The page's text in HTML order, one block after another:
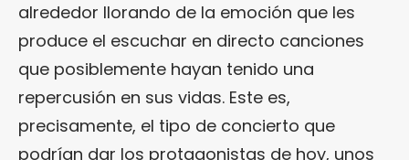
alrededor llorando de la emoción que les
produce el escuchar en directo canciones
que posiblemente hayan tenido una
repercusión en sus vidas. Este es,
precisamente, el tipo de concierto que
podrían dar los protagonistas de hoy, unos